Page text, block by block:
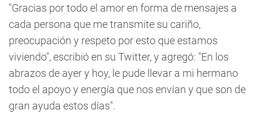
"Gracias por todo el amor en forma de mensajes a
cada persona que me transmite su cariño,
preocupación y respeto por esto que estamos
viviendo", escribió en su Twitter, y agregó: "En los
abrazos de ayer y hoy, le pude llevar a mi hermano
todo el apoyo y energía que nos envían y que son de
gran ayuda estos días".